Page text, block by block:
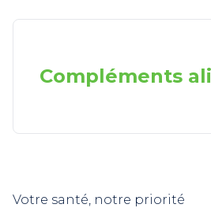
Compléments
Votre santé, notre priorité